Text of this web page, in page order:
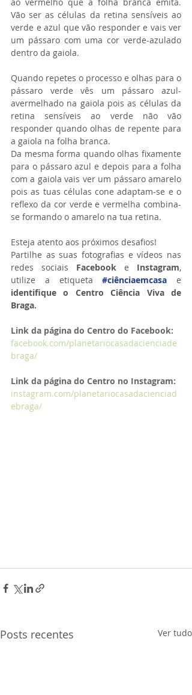
Vão ser as células da retina sensíveis ao
verde e azul que vão responder e vais ver
um pássaro com uma cor verde-azulado
dentro da gaiola.
Quando repetes o processo e olhas para o
pássaro verde vês um pássaro azul-
avermelhado na gaiola pois as células da
retina sensíveis ao verde não vão
responder quando olhas de repente para
a gaiola na folha branca.
Da mesma forma quando olhas fixamente
para o pássaro azul e depois para a folha
com a gaiola vais ver um pássaro amarelo
pois as tuas células cone adaptam-se e o
reflexo da cor verde e vermelha combina-
se formando o amarelo na tua retina.
Esteja atento aos próximos desafios!
Partilhe as suas fotografias e vídeos nas
redes sociais Facebook e Instagram,
utilize a etiqueta #ciênciaemcasa
identifique o Centro Ciência Viva de
Braga.
Link da página do Centro do Facebook:
facebook.com/planetariocasadacienciade
braga/
Link da página do Centro no Instagram:
instagram.com/planetariocasadacienciad
ebraga/
Posts recentes Ver tudo